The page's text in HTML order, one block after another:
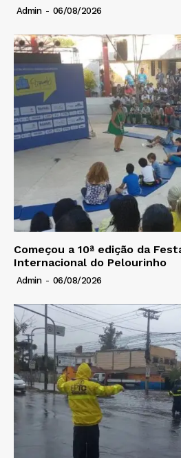
Admin - 06/08/2026
Começou a 10ª edição da
Internacional do Pelourinho
Admin - 06/08/2026